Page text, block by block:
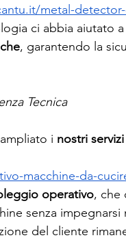
metal-
ci abbia aiutato
, garantendo la
Tecnica
i nostri servizi
macchine-da-
operativo, che
senza
del cliente